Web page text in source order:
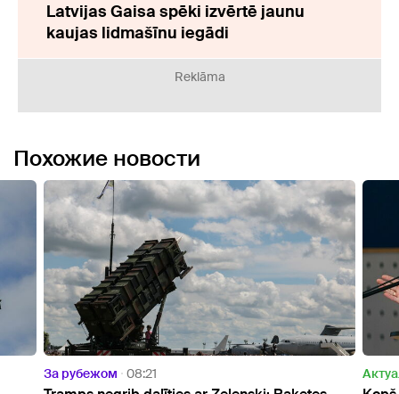
Latvijas Gaisa spēki izvērtē jaunu
kaujas lidmašīnu iegādi
Reklāma
Похожие новости
Актуально 12:33